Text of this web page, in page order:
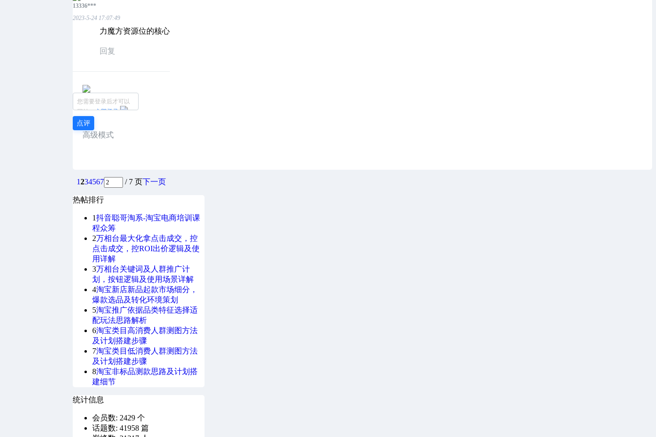
13336***
2023-5-24 17:07:49
力魔方资源位的核心
回复
您需要登录后才可以
回帖
立即登录
点评
高级模式
1234567 / 7 页下一页
热帖排行
1抖音聪哥淘系-淘宝电商培训课
程众筹
2万相台最大化拿点击成交，控
点击成交，控ROI出价逻辑及使
用详解
3万相台关键词及人群推广计
划，按钮逻辑及使用场景详解
4淘宝新店新品起款市场细分，
爆款选品及转化环境策划
5淘宝推广依据品类特征选择适
配玩法思路解析
6淘宝类目高消费人群测图方法
及计划搭建步骤
7淘宝类目低消费人群测图方法
及计划搭建步骤
8淘宝非标品测款思路及计划搭
建细节
统计信息
会员数: 2429 个
话题数: 41958 篇